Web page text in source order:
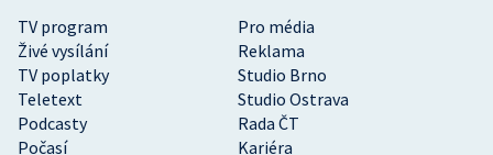
TV program
Pro média
Živé vysílání
Reklama
TV poplatky
Studio Brno
Teletext
Studio Ostrava
Podcasty
Rada ČT
Počasí
Kariéra